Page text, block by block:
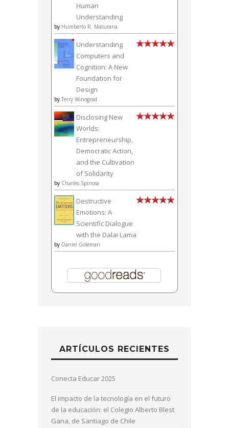
Human
Understanding
by Humberto R. Maturana
Understanding
Computers and
Cognition: A New
Foundation for
Design
by Terry Winograd
Disclosing New
Worlds:
Entrepreneurship,
Democratic Action,
and the Cultivation
of Solidarity
by Charles Spinosa
Destructive
Emotions: A
Scientific Dialogue
with the Dalai Lama
by Daniel Goleman
ARTÍCULOS RECIENTES
Conecta Educar 2025
El impacto de la tecnología en el futuro
de la educación: el Colegio Alberto Blest
Gana, de Santiago de Chile